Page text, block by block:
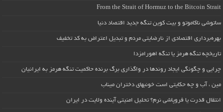
From the Strait of Hormuz to the Bitcoin Strait
ساتوشی ناکاموتو و بیت کوین تنگه جدید اقتصاد دنیا
بهره‌برداری اقتصادی از نارضایتی مردم و تبدیل اعتراض به کد تخفیف
تاریخچه تنگه هرمز یا تنگه اهورامزدا
چرایی و چگونگی ایجاد روندها در واگذاری برگ برنده حاکمیت تنگه هرمز به ایرانیان
مین ، آب و چه حکایتی است خونبهای دختران میناب
انتقال قدرت یا فروپاشی نرم؟ تحلیل امنیتی آینده ولایت در ایران